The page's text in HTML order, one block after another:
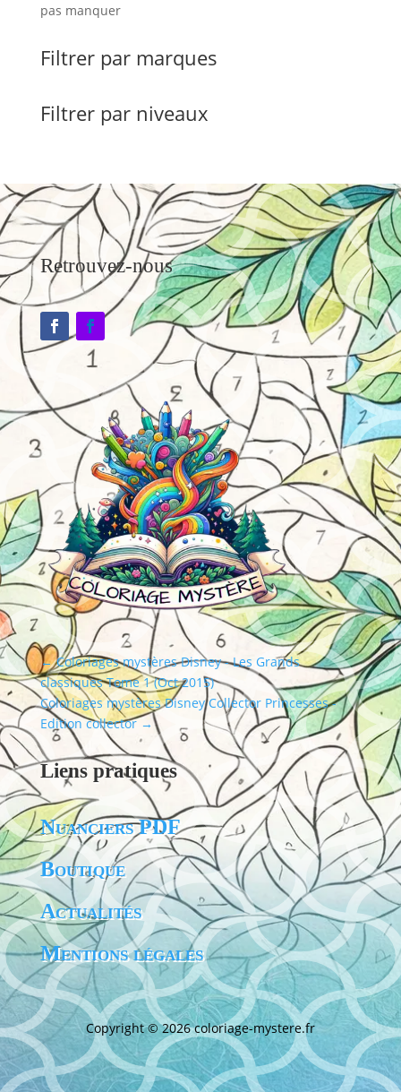
pas manquer
Filtrer par marques
Filtrer par niveaux
Retrouvez-nous
←Coloriages mystères Disney - Les Grands
classiques Tome 1 (Oct 2015)
Coloriages mystères Disney Collector Princesses -
Edition collector→
Liens pratiques
Nuanciers PDF
Boutique
Actualités
Mentions légales
Copyright © 2026coloriage-mystere.fr